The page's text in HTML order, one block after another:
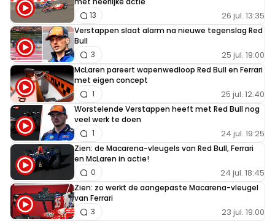
26 jul. 13:35
13
Verstappen slaat alarm na nieuwe tegenslag Red
Bull
25 jul. 19:00
3
McLaren pareert wapenwedloop Red Bull en Ferrari
met eigen concept
25 jul. 12:40
1
Worstelende Verstappen heeft met Red Bull nog
veel werk te doen
24 jul. 19:25
1
Zien: de Macarena-vleugels van Red Bull, Ferrari
en McLaren in actie!
24 jul. 18:45
0
Zien: zo werkt de aangepaste Macarena-vleugel
van Ferrari
23 jul. 19:00
3